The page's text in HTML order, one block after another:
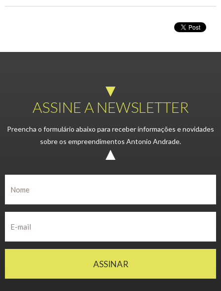
ASSINE A NEWSLETTER
Preencha o formulário abaixo para receber informações e novidades
sobre os empreendimentos Antonio Andrade.
ASSINAR